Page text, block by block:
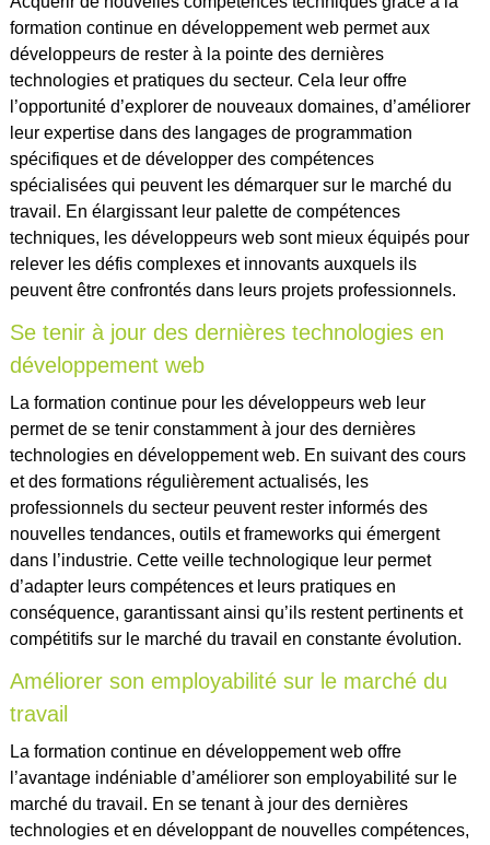
formation continue en développement web permet aux
développeurs de rester à la pointe des dernières
technologies et pratiques du secteur. Cela leur offre
l’opportunité d’explorer de nouveaux domaines, d’améliorer
leur expertise dans des langages de programmation
spécifiques et de développer des compétences
spécialisées qui peuvent les démarquer sur le marché du
travail. En élargissant leur palette de compétences
techniques, les développeurs web sont mieux équipés pour
relever les défis complexes et innovants auxquels ils
peuvent être confrontés dans leurs projets professionnels.
Se tenir à jour des dernières technologies en
développement web
La formation continue pour les développeurs web leur
permet de se tenir constamment à jour des dernières
technologies en développement web. En suivant des cours
et des formations régulièrement actualisés, les
professionnels du secteur peuvent rester informés des
nouvelles tendances, outils et frameworks qui émergent
dans l’industrie. Cette veille technologique leur permet
d’adapter leurs compétences et leurs pratiques en
conséquence, garantissant ainsi qu’ils restent pertinents et
compétitifs sur le marché du travail en constante évolution.
Améliorer son employabilité sur le marché du
travail
La formation continue en développement web offre
l’avantage indéniable d’améliorer son employabilité sur le
marché du travail. En se tenant à jour des dernières
technologies et en développant de nouvelles compétences,